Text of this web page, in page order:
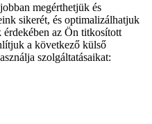
megérthetjük és
sikerét, és optimalizálhatjuk
az Ön titkosított
a következő külső
szolgáltatásaikat: